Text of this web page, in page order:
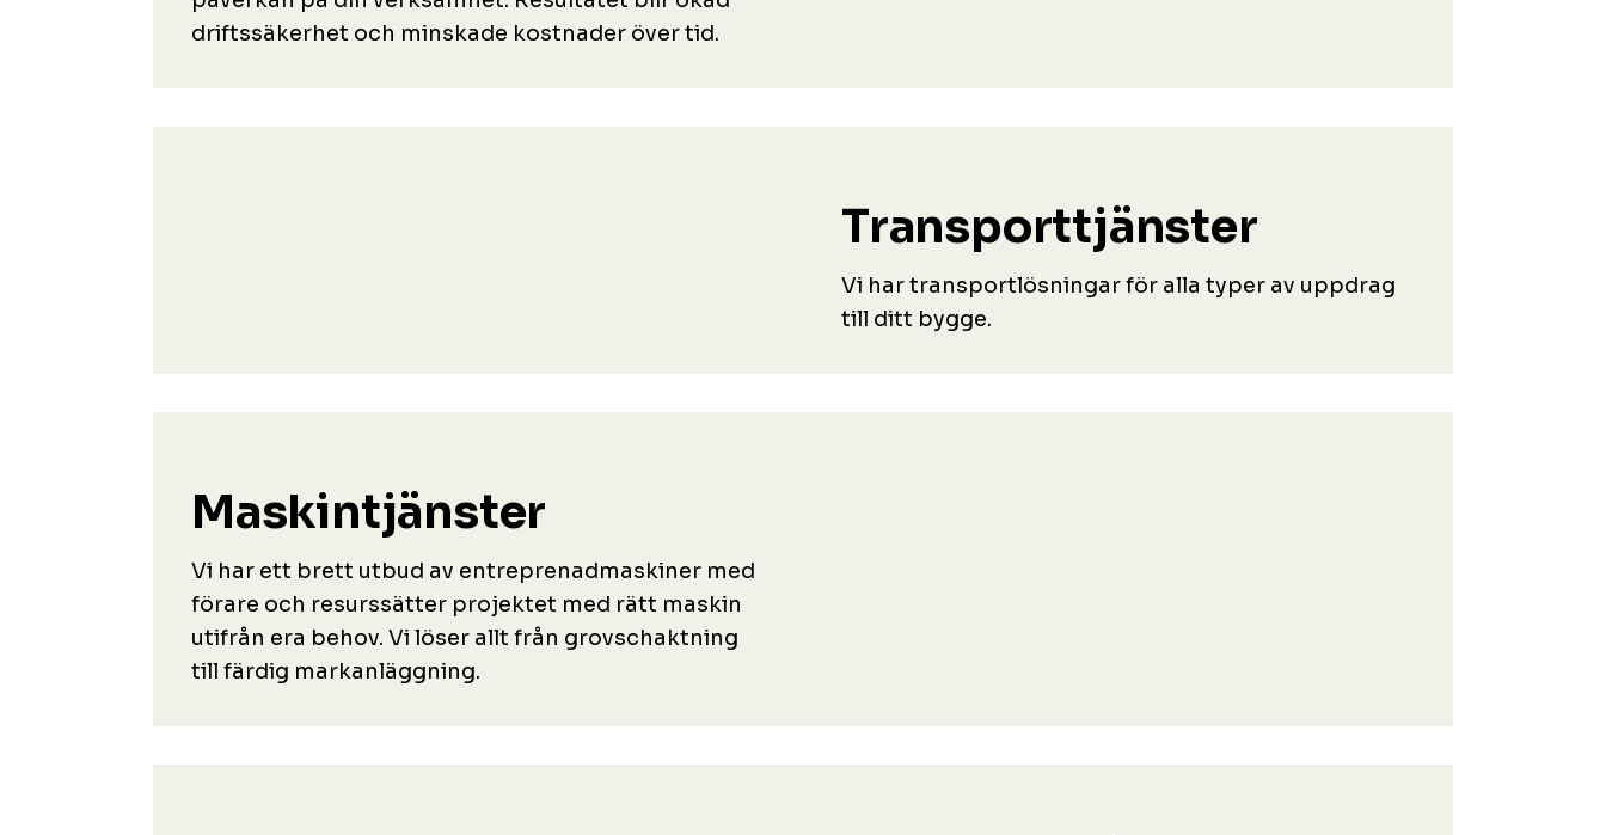
driftssäkerhet och minskade kostnader över tid.
Transporttjänster
Vi har transportlösningar för alla typer av uppdrag
till ditt bygge.
Maskintjänster
Vi har ett brett utbud av entreprenadmaskiner med
förare och resurssätter projektet med rätt maskin
utifrån era behov. Vi löser allt från grovschaktning
till färdig markanläggning.